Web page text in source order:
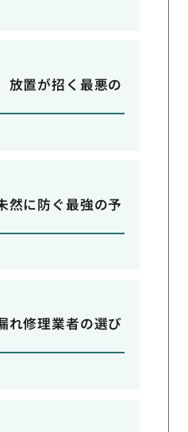
放置が招く最悪の
然に防ぐ最強の予
れ修理業者の選び